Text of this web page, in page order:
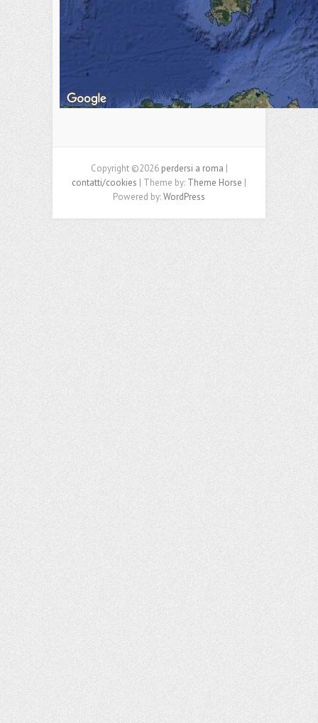
Copyright ©2026 perdersi a roma |
contatti/cookies | Theme by: Theme Horse |
Powered by:WordPress